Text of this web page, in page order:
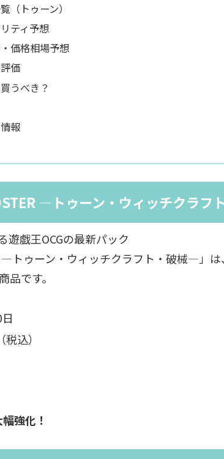
（トゥーン）
ティ予想
価格相場予想
価
うべき？
報
―トゥーン・ウィッチクラフ
遊戯王OCGの最新パック
―トゥーン・ウィッチクラフト・破械―」
品です。
込）
強化！